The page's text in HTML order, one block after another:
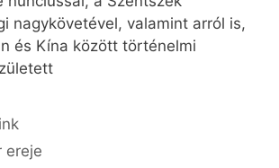
nagykövetével, valamint arról is,
és Kína között történelmi
ereje